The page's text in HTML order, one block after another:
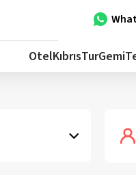
OtelKıbrısTurGemi